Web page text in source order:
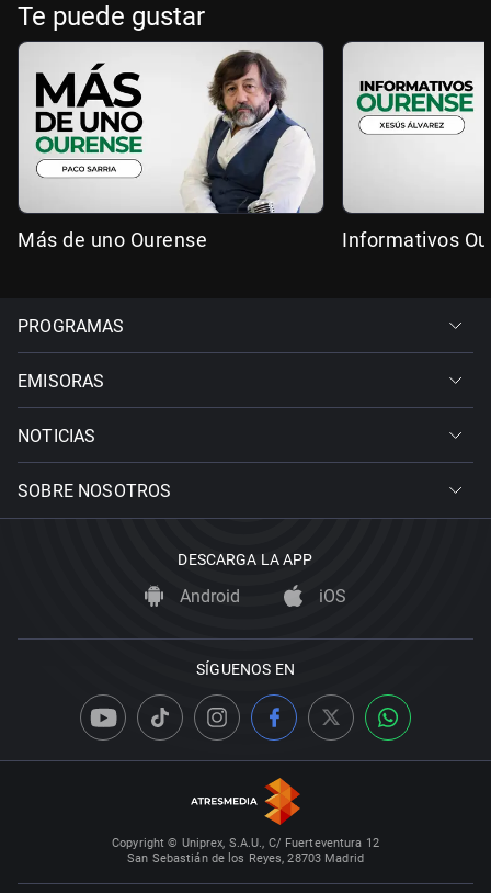
Te puede gustar
Más de uno Ourense Informativos
PROGRAMAS
EMISORAS
NOTICIAS
SOBRE NOSOTROS
DESCARGA LA APP
Android iOS
SÍGUENOS EN
Copyright © Uniprex, S.A.U., C/ Fuerteventura 12
San Sebastián de los Reyes, 28703 Madrid